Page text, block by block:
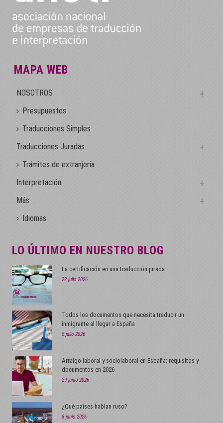
MAPA WEB
NOSOTROS
Presupuestos
Traducciones Simples
Traducciones Juradas
Trámites de extranjería
Interpretación
Más
Idiomas
LO ÚLTIMO EN NUESTRO BLOG
La certificación en una traducción jurada
22 julio 2026
Todos los documentos que necesita traducir un
inmigrante al llegar a España
5 julio 2026
Arraigo laboral y sociolaboral en España: requisitos y
documentos en 2026
29 junio 2026
¿Qué países hablan ruso?
8 junio 2026